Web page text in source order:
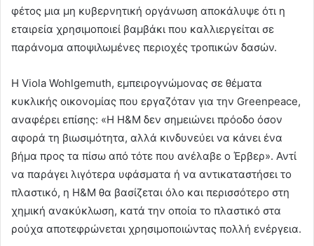
φέτος μια μη κυβερνητική οργάνωση αποκάλυψε ότι η
εταιρεία χρησιμοποιεί βαμβάκι που καλλιεργείται σε
παράνομα αποψιλωμένες περιοχές τροπικών δασών.
Η Viola Wohlgemuth, εμπειρογνώμονας σε θέματα
κυκλικής οικονομίας που εργαζόταν για την Greenpeace,
αναφέρει επίσης: «Η H&M δεν σημειώνει πρόοδο όσον
αφορά τη βιωσιμότητα, αλλά κινδυνεύει να κάνει ένα
βήμα προς τα πίσω από τότε που ανέλαβε ο Έρβερ». Αντί
να παράγει λιγότερα υφάσματα ή να αντικαταστήσει το
πλαστικό, η H&M θα βασίζεται όλο και περισσότερο στη
χημική ανακύκλωση, κατά την οποία το πλαστικό στα
ρούχα αποτεφρώνεται χρησιμοποιώντας πολλή ενέργεια.